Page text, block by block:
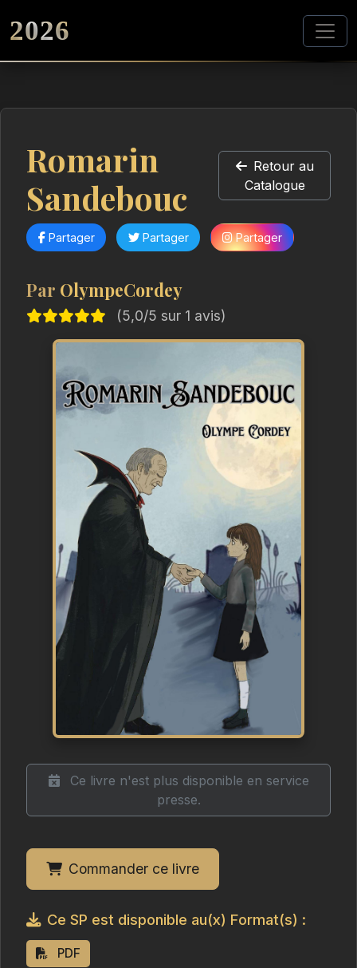
2026
Romarin
Sandebouc
Retour au
Catalogue
Partager Partager Partager
Par OlympeCordey
(5,0/5 sur 1 avis)
Ce livre n'est plus disponible en service
presse.
Commander ce livre
Ce SP est disponible au(x) Format(s) :
PDF